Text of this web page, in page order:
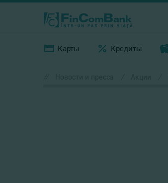
Карты Кредиты